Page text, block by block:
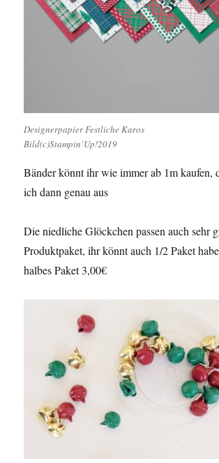
Designerpapier Festliche Karos
Bild(c)Stampin`Up!2019
Bänder könnt ihr wie immer ab 1m kaufen,
ich dann genau aus
Die niedliche Glöckchen passen auch sehr
Produktpaket, ihr könnt auch 1/2 Paket
halbes Paket 3,00€